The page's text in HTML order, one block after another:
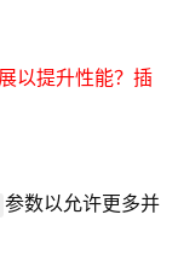
参数以允许更多并